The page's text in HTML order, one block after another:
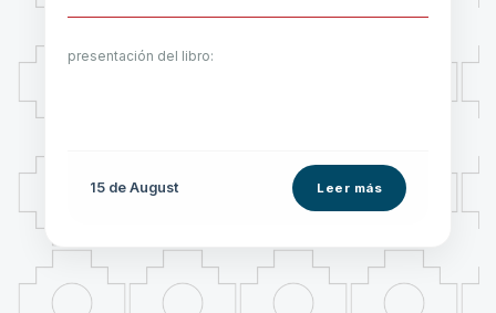
presentación del libro:
15 de August Leer más